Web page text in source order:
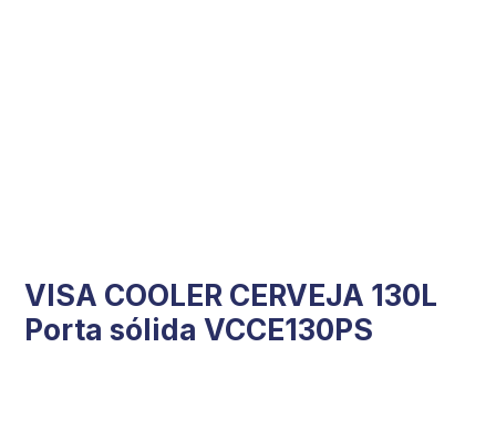
VISA COOLER CERVEJA 130L
Porta sólida VCCE130PS